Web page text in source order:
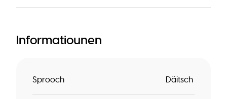
Informatiounen
Sprooch Däitsch